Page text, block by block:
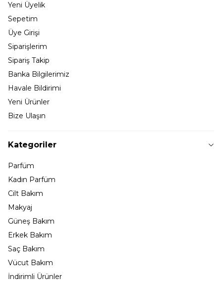
Yeni Üyelik
Sepetim
Üye Girişi
Siparişlerim
Sipariş Takip
Banka Bilgilerimiz
Havale Bildirimi
Yeni Ürünler
Bize Ulaşın
Kategoriler
Parfüm
Kadın Parfüm
Cilt Bakım
Makyaj
Güneş Bakım
Erkek Bakım
Saç Bakım
Vücut Bakım
İndirimli Ürünler